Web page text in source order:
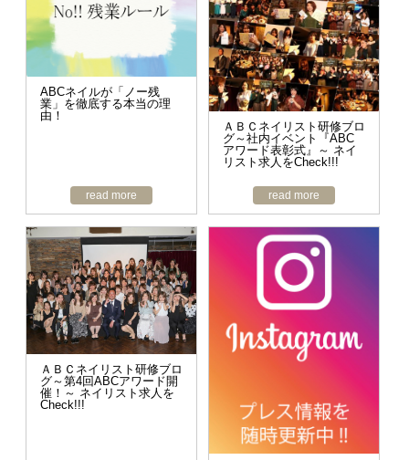
ABCネイルが「ノー残
業」を徹底する本当の理
由！
read more
ＡＢＣネイリスト研修ブロ
グ～社内イベント『ABC
アワード表彰式』～ ネイ
リスト求人をCheck!!!
read more
ＡＢＣネイリスト研修ブロ
グ～第4回ABCアワード開
催！～ ネイリスト求人を
Check!!!